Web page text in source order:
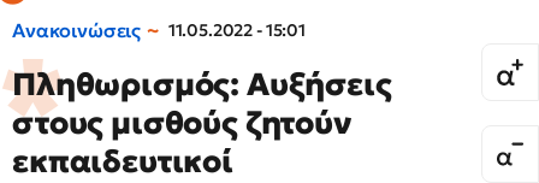
Ανακοινώσεις 11.05.2022 - 15:01
Πληθωρισμός: Αυξήσεις
στους μισθούς ζητούν
εκπαιδευτικοί